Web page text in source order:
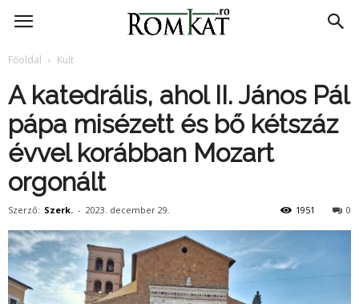
RomKat.ro
Főoldal Kult
A katedrális, ahol II. János Pál
pápa misézett és bő kétszáz
évvel korábban Mozart
orgonált
Szerző: Szerk. - 2023. december 29. 0
1951